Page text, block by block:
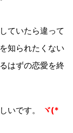
ていたら違って
知られたくない
はずの恋愛を終
いです。
ヾ(*